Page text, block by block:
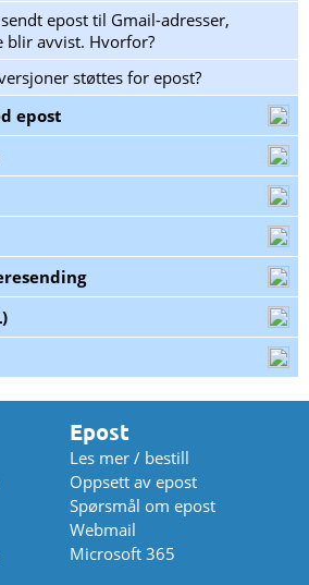
epost til Gmail-adresser,
blir avvist. Hvorfor?
støttes for epost?
epost
Epost
Les mer / bestill
Oppsett av epost
Spørsmål om epost
Webmail
Microsoft 365